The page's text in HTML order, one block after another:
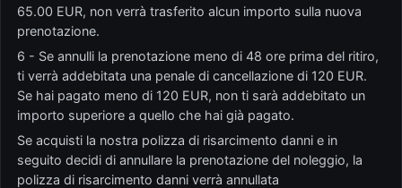
65.00 EUR, non verrà trasferito alcun importo sulla nuova
prenotazione.
6 - Se annulli la prenotazione meno di 48 ore prima del ritiro,
ti verrà addebitata una penale di cancellazione di 120 EUR.
Se hai pagato meno di 120 EUR, non ti sarà addebitato un
importo superiore a quello che hai già pagato.
Se acquisti la nostra polizza di risarcimento danni e in
seguito decidi di annullare la prenotazione del noleggio, la
polizza di risarcimento danni verrà annullata